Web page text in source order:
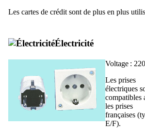
Les cartes de crédit sont de plus en plus
Électricité
Voltage :
Les prises
électriques
compatibles
les prises
françaises
E/F).